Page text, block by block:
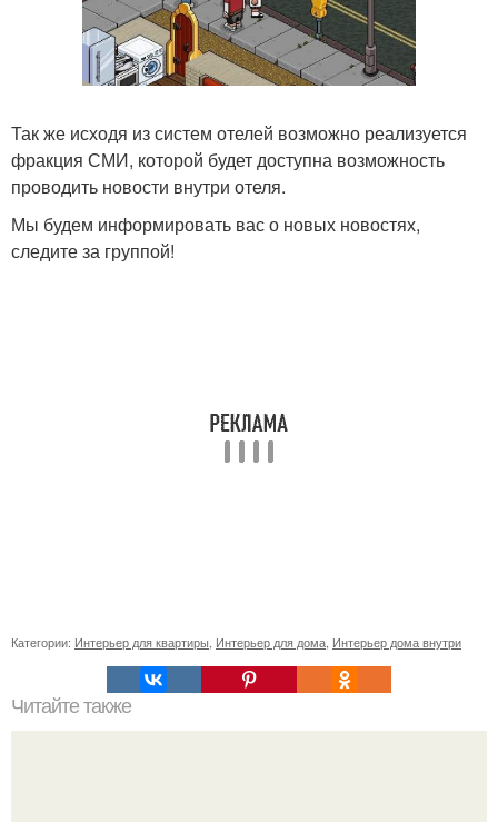
Так же исходя из систем отелей возможно реализуется
фракция СМИ, которой будет доступна возможность
проводить новости внутри отеля.
Мы будем информировать вас о новых новостях,
следите за группой!
Категории: Интерьер для квартиры Интерьер для дома Интерьер дома внутри
Читайте также